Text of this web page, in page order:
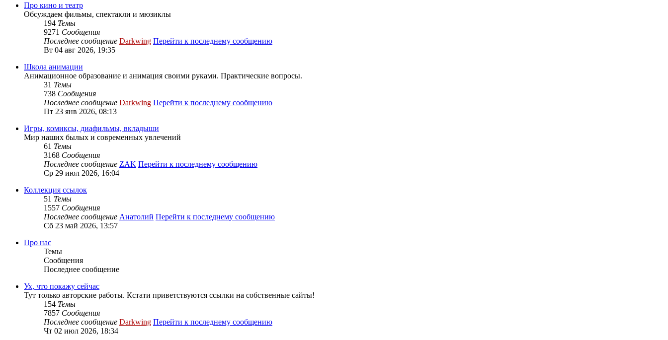
Про кино и театр
Обсуждаем фильмы, спектакли и мюзиклы
194 Темы
9271 Сообщения
Последнее сообщение Darkwing Перейти к последнему сообщению
Вт 04 авг 2026, 19:35
Школа анимации
Анимационное образование и анимация своими руками. Практические вопросы.
31 Темы
738 Сообщения
Последнее сообщение Darkwing Перейти к последнему сообщению
Пт 23 янв 2026, 08:13
Игры, комиксы, диафильмы, вкладыши
Мир наших былых и современных увлечений
61 Темы
3168 Сообщения
Последнее сообщение ZAK Перейти к последнему сообщению
Ср 29 июл 2026, 16:04
Коллекция ссылок
51 Темы
1557 Сообщения
Последнее сообщение Анатолий Перейти к последнему сообщению
Сб 23 май 2026, 13:57
Про нас
Темы
Сообщения
Последнее сообщение
Ух, что покажу сейчас
Тут только авторские работы. Кстати приветствуются ссылки на собственные сайты!
154 Темы
7857 Сообщения
Последнее сообщение Darkwing Перейти к последнему сообщению
Чт 02 июл 2026, 18:34